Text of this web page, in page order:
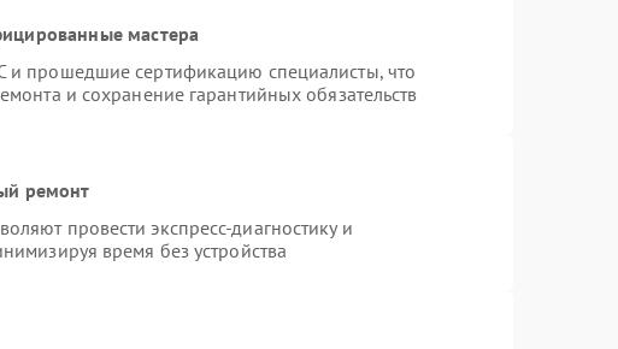
мастера
и прошедшие сертификацию специалисты, что
и сохранение гарантийных обязательств
ремонт
провести экспресс-диагностику и
время без устройства